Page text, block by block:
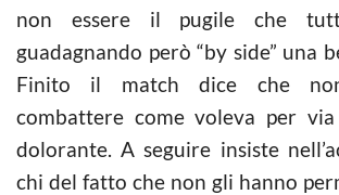
non essere il pugile che
guadagnando però “by side” una
Finito il match dice che
combattere come voleva per
dolorante. A seguire insiste
chi del fatto che non gli hanno